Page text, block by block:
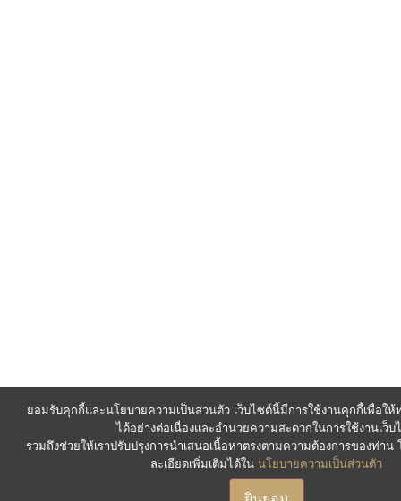
ยอมรับคุกกี้และนโยบายความเป็นส่วนตัว เว็บไซต์นี้มีการใช้งานคุกกี้เพื่อให้
ได้อย่างต่อเนื่องและอำนวยความสะดวกในการใช้งานเว็บ
รวมถึงช่วยให้เราปรับปรุงการนำเสนอเนื้อหาตรงตามความต้องการของท่าน
ละเอียดเพิ่มเติมได้ใน นโยบายความเป็นส่วนตัว